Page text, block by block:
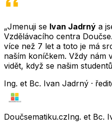
„Jmenuji se Ivan Jadrný a
Vzdělávacího centra
více než 7 let a toto je má
naším koníčkem. Vždy nám
vidět, když se našim
Ing. et Bc. Ivan Jadrný ·
Doučsematiku.czIng. et Bc.